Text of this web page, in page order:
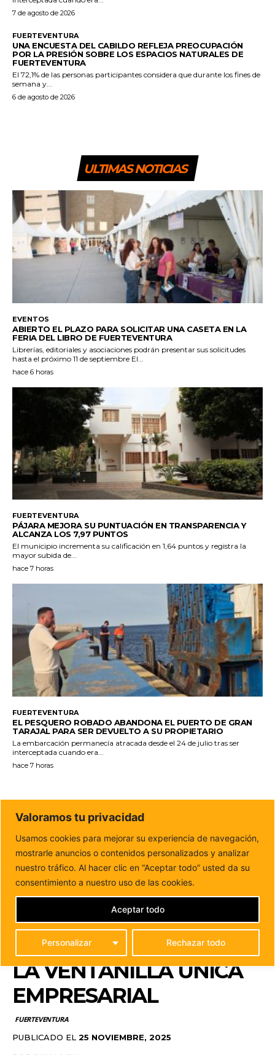
7 de agosto de 2026
FUERTEVENTURA
UNA ENCUESTA DEL CABILDO REFLEJA PREOCUPACIÓN
POR LA PRESIÓN SOBRE LOS ESPACIOS NATURALES DE
FUERTEVENTURA
El 72,1% de las personas participantes considera que durante los fines de
semana y...
6 de agosto de 2026
ULTIMAS NOTICIAS
EVENTOS
ABIERTO EL PLAZO PARA SOLICITAR UNA CASETA EN LA
FERIA DEL LIBRO DE FUERTEVENTURA
Librerías, editoriales y asociaciones podrán presentar sus solicitudes
hasta el próximo 11 de septiembre El...
hace 6 horas
FUERTEVENTURA
PÁJARA MEJORA SU PUNTUACIÓN EN TRANSPARENCIA Y
ALCANZA LOS 7,97 PUNTOS
El municipio incrementa su calificación en 1,64 puntos y registra la
mayor subida de...
hace 7 horas
FUERTEVENTURA
EL PESQUERO ROBADO ABANDONA EL PUERTO DE GRAN
TARAJAL PARA SER DEVUELTO A SU PROPIETARIO
La embarcación permanecía atracada desde el 24 de julio tras ser
interceptada cuando era...
hace 7 horas